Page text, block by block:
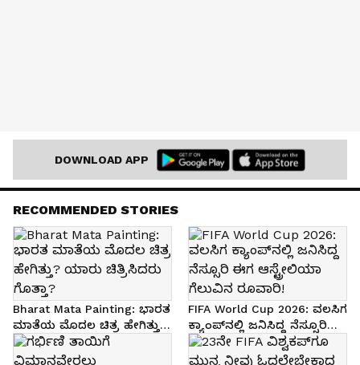
DOWNLOAD APP
RECOMMENDED STORIES
Bharat Mata Painting: ಭಾರತ
ಮಾತೆಯ ಮೊದಲ ಚಿತ್ರ ಹೇಗಿತ್ತು?
ಯಾರು ಚಿತ್ರಿಸಿದರು ಗೊತ್ತಾ?
FIFA World Cup 2026: ವಲಸಿಗ
ಕ್ಯಾಂಪ್‌ನಲ್ಲಿ ಜನಿಸಿದ್ದ ನೆಸ್ಸೂರಿ
ಈಗ ಆಸ್ಟ್ರೇಲಿಯಾ ಗೆಲುವಿನ
ರೂವಾರಿ!